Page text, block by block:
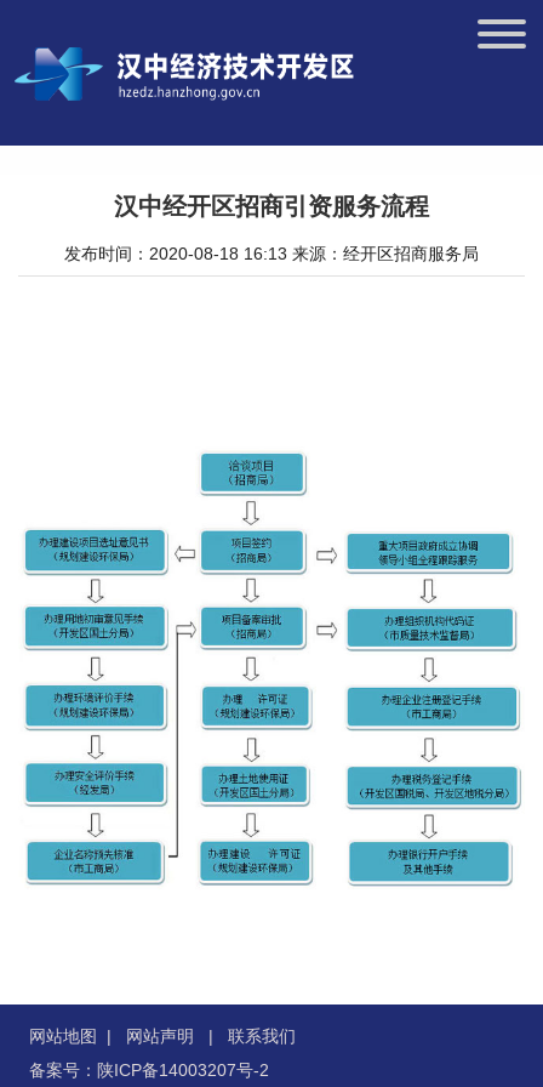
汉中经开区招商引资服务流程
发布时间：2020-08-18 16:13 来源：经开区招商服务局
网站地图 | 网站声明 | 联系我们
备案号：陕ICP备14003207号-2